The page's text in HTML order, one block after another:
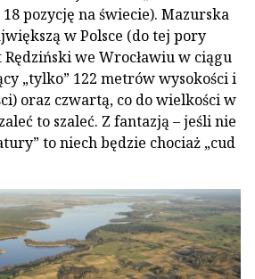
pozycję na świecie). Mazurska
w Polsce (do tej pory
Rędziński we Wrocławiu w ciągu
„tylko” 122 metrów wysokości i
oraz czwartą, co do wielkości w
to szaleć. Z fantazją – jeśli nie
to niech będzie chociaż „cud